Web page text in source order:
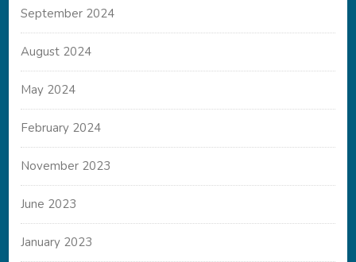
September 2024
August 2024
May 2024
February 2024
November 2023
June 2023
January 2023